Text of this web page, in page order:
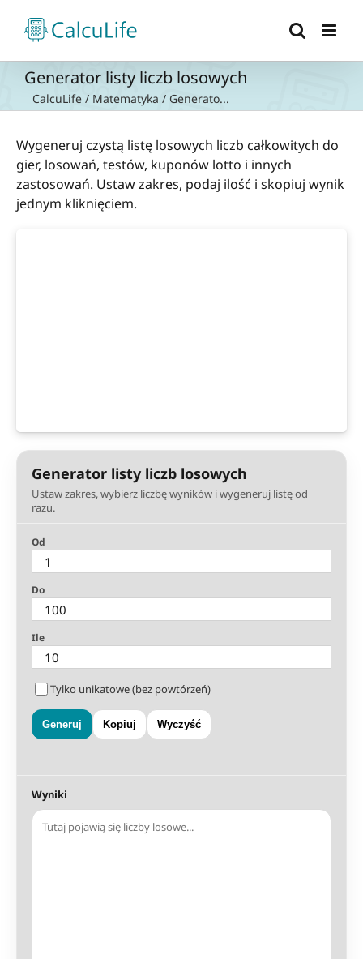
zawartości
Generator listy liczb losowych
CalcuLife / Matematyka / Generato...
Wygeneruj czystą listę losowych liczb całkowitych do
gier, losowań, testów, kuponów lotto i innych
zastosowań. Ustaw zakres, podaj ilość i skopiuj wynik
jednym kliknięciem.
Generator listy liczb losowych
Ustaw zakres, wybierz liczbę wyników i wygeneruj listę od
razu.
Od
Do
Ile
Tylko unikatowe (bez powtórzeń)
Generuj Kopiuj Wyczyść
Wyniki